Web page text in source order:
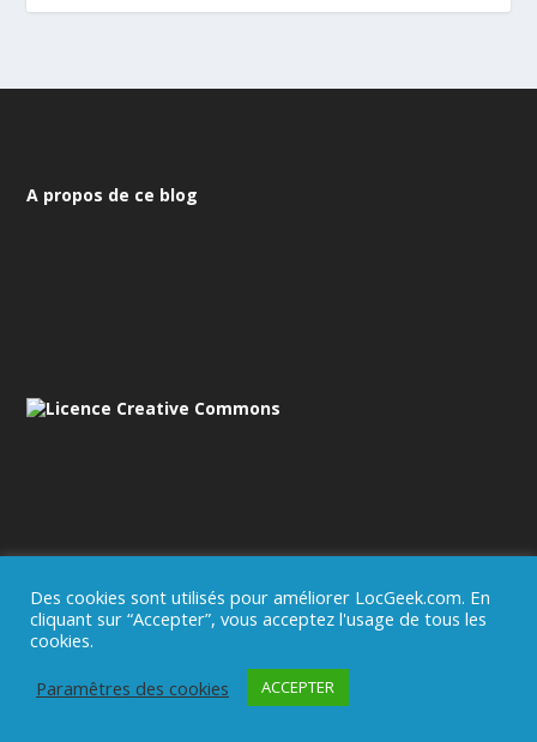
A propos de ce blog
Mentions légales
Des cookies sont utilisés pour améliorer LocGeek.com. En
cliquant sur “Accepter”, vous acceptez l'usage de tous les
cookies.
Paramêtres des cookies
ACCEPTER